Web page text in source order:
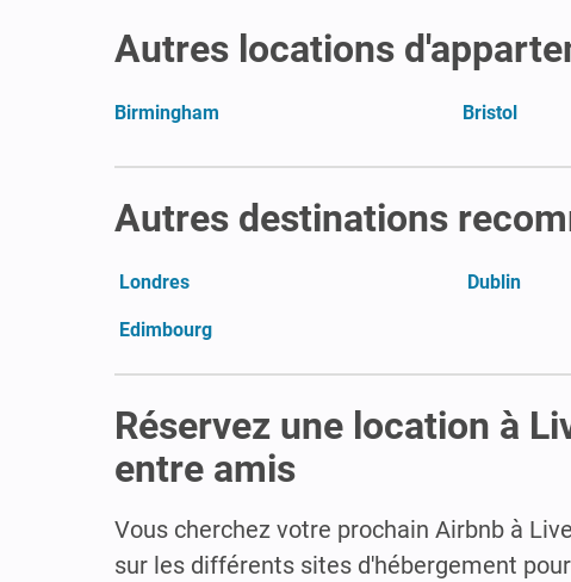
Autres locations
Birmingham Bristol
Autres destinations
Londres Dublin
Edimbourg
Réservez une location à
entre amis
Vous cherchez votre prochain Airbnb à
sur les différents sites d'hébergement